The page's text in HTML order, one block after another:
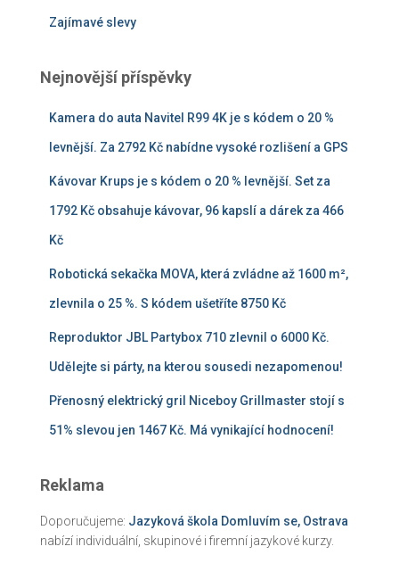
Zajímavé slevy
Nejnovější příspěvky
Kamera do auta Navitel R99 4K je s kódem o 20 %
levnější. Za 2792 Kč nabídne vysoké rozlišení a GPS
Kávovar Krups je s kódem o 20 % levnější. Set za
1792 Kč obsahuje kávovar, 96 kapslí a dárek za 466
Kč
Robotická sekačka MOVA, která zvládne až 1600 m²,
zlevnila o 25 %. S kódem ušetříte 8750 Kč
Reproduktor JBL Partybox 710 zlevnil o 6000 Kč.
Udělejte si párty, na kterou sousedi nezapomenou!
Přenosný elektrický gril Niceboy Grillmaster stojí s
51% slevou jen 1467 Kč. Má vynikající hodnocení!
Reklama
Doporučujeme: Jazyková škola Domluvím se, Ostrava
nabízí individuální, skupinové i firemní jazykové kurzy.